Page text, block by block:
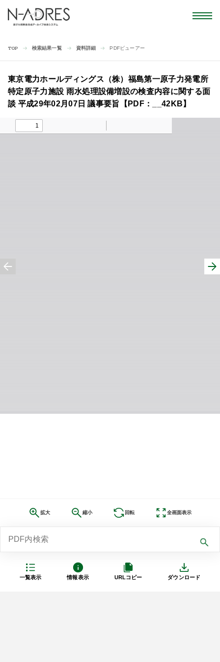
TOP 検索結果一覧 資料詳細 PDFビューアー
一覧表示 情報表示 URLコピー ダウンロード
東京電力ホールディングス（株）福島第一原子力発電所
特定原子力施設 雨水処理設備増設の検査内容に関する面
談 平成29年02月07日 議事要旨【PDF：__42KB】
拡大 縮小 回転 全画面表示